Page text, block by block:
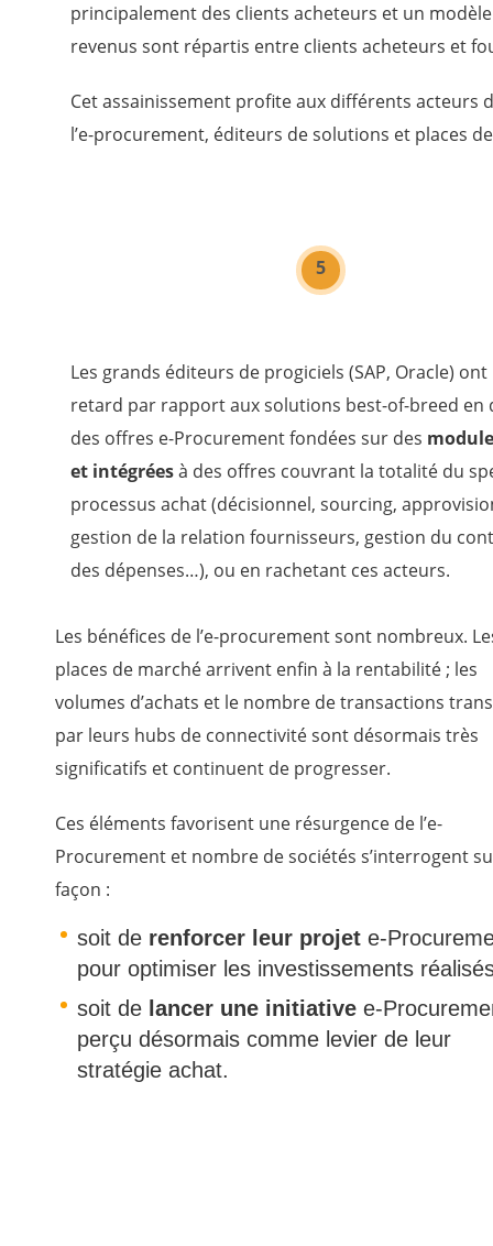
principalement des clients acheteurs et un
revenus sont répartis entre clients acheteurs et
Cet assainissement profite aux différents acteurs
l’e-procurement, éditeurs de solutions et places
5
Les grands éditeurs de progiciels (SAP, Oracle)
retard par rapport aux solutions best-of-breed en
des offres e-Procurement fondées sur des
et intégréesà des offres couvrant la totalité du
processus achat (décisionnel, sourcing,
gestion de la relation fournisseurs, gestion du
des dépenses…), ou en rachetant ces acteurs.
Les bénéfices de l’e-procurement sont nombreux.
places de marché arrivent enfin à la rentabilité ; les
volumes d’achats et le nombre de transactions
par leurs hubs de connectivité sont désormais très
significatifs et continuent de progresser.
Ces éléments favorisent une résurgence de l’e-
Procurement et nombre de sociétés s’interrogent
façon :
soit de renforcer leur projet e-
pour optimiser les investissements
soit de lancer une initiative e-
perçu désormais comme levier de leur
stratégie achat.